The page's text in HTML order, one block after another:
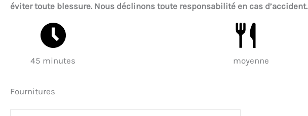
éviter toute blessure. Nous déclinons toute responsabilité en cas d’accident.
45 minutes moyenne
Fournitures